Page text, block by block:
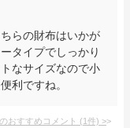
らの財布はいかが
タイプでしっかり
なサイズなので小
利ですね。
おすすめコメント (1件) >